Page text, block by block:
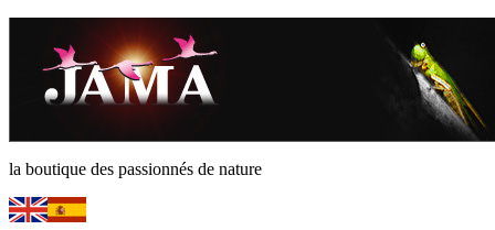
la boutique des passionnés de nature